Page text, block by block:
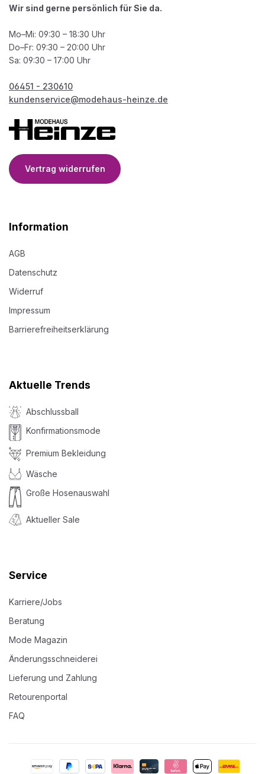
Wir sind gerne persönlich für Sie da.
Mo–Mi: 09:30 – 18:30 Uhr
Do–Fr: 09:30 – 20:00 Uhr
Sa: 09:30 – 17:00 Uhr
06451 - 230610
kundenservice@modehaus-heinze.de
Vertrag widerrufen
Information
AGB
Datenschutz
Widerruf
Impressum
Barrierefreiheitserklärung
Aktuelle Trends
Abschlussball
Konfirmationsmode
Premium Bekleidung
Wäsche
Große Hosenauswahl
Aktueller Sale
Service
Karriere/Jobs
Beratung
Mode Magazin
Änderungsschneiderei
Lieferung und Zahlung
Retourenportal
FAQ